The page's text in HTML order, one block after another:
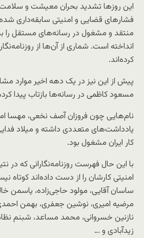
این روزها تشدید بحران معیشت و سلامت
فشارهای قضایی و امنیتی سابقه‌داری شده
منتقد و مشغول در رسانه‌های مستقل
انداخته است. شماری از آن‌ها از
کرده‌اند.
پیش از این نیز در یک دهه اخیر موارد
مسعود کاظمی در رسانه‌ها بازتاب پیدا
نام‌هایی چون فروزان آصف نخعی، مهسا
یادداشت‌های متعددی داشته و میلاد
کار ایران مشغول بود.
با این حال فهرست روزنامه‌نگارانی که
امنیتی کارشان را از دست داده‌اند کوتاه
ساسان آقایی، مولود حاجی‌‌زاده، یاسمن
مرضیه امیری، نوشین جعفری، بهمن
نازنین خسروانی، محمد مساعد، شبنم
زیدآبادی و …